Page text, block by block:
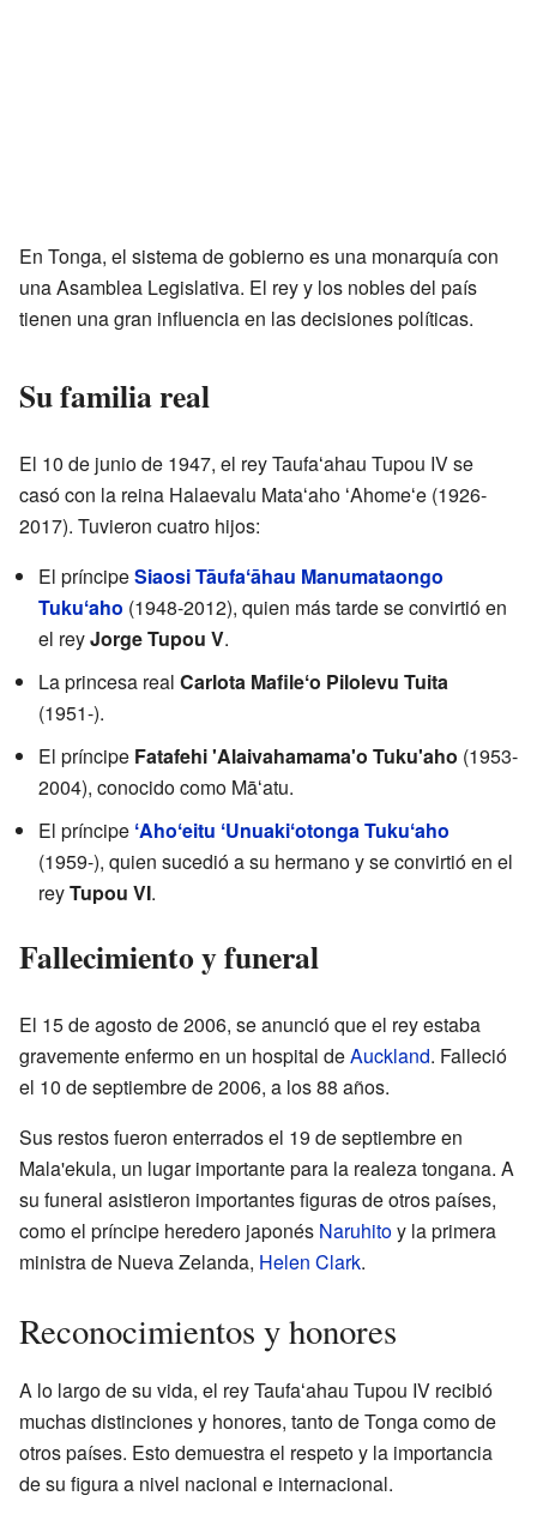
En Tonga, el sistema de gobierno es una monarquía con
una Asamblea Legislativa. El rey y los nobles del país
tienen una gran influencia en las decisiones políticas.
Su familia real
El 10 de junio de 1947, el rey Taufaʻahau Tupou IV se
casó con la reina Halaevalu Mataʻaho ʻAhomeʻe (1926-
2017). Tuvieron cuatro hijos:
El príncipeSiaosi Tāufaʻāhau Manumataongo
Tukuʻaho (1948-2012), quien más tarde se convirtió en
el reyJorge Tupou V.
La princesa real Carlota Mafileʻo Pilolevu Tuita
(1951-).
El príncipe Fatafehi 'Alaivahamama'o Tuku'aho (1953-
2004), conocido como Māʻatu.
El príncipe ʻAhoʻeitu ʻUnuakiʻotonga Tukuʻaho
(1959-), quien sucedió a su hermano y se convirtió en el
reyTupou VI.
Fallecimiento y funeral
El 15 de agosto de 2006, se anunció que el rey estaba
gravemente enfermo en un hospital deAuckland. Falleció
el 10 de septiembre de 2006, a los 88 años.
Sus restos fueron enterrados el 19 de septiembre en
Mala'ekula, un lugar importante para la realeza tongana. A
su funeral asistieron importantes figuras de otros países,
como el príncipe heredero japonés Naruhitoy la primera
ministra de Nueva Zelanda, Helen Clark.
Reconocimientos y honores
A lo largo de su vida, el rey Taufaʻahau Tupou IV recibió
muchas distinciones y honores, tanto de Tonga como de
otros países. Esto demuestra el respeto y la importancia
de su figura a nivel nacional e internacional.